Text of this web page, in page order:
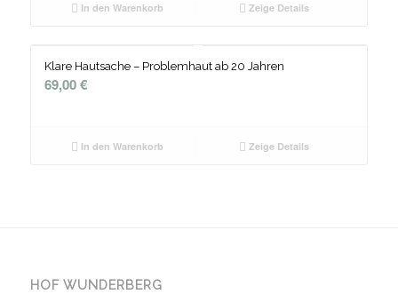
In den Warenkorb Zeige Details
Klare Hautsache – Problemhaut ab 20 Jahren
69,00€
In den Warenkorb Zeige Details
HOF WUNDERBERG